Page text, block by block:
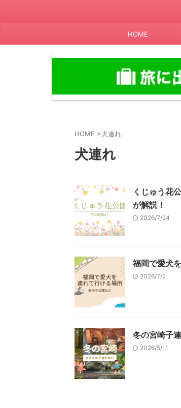
HOME
HOME >犬連れ
犬連れ
くじゅう花
が解説！
2026/7/24
福岡で愛犬
2026/7/2
冬の宮崎子
2026/5/11